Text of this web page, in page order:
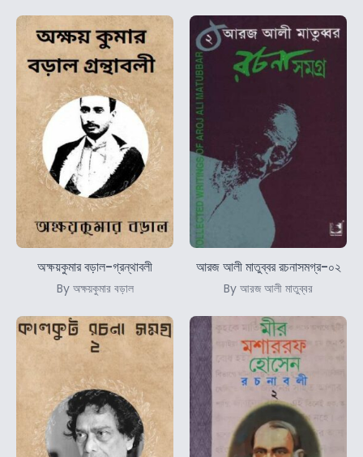
অক্ষয়কুমার বড়াল-গ্রন্থাবলী
By অক্ষয়কুমার বড়াল
আরজ আলী মাতুব্বর রচনাসমগ্র-০২
By আরজ আলী মাতুব্বর